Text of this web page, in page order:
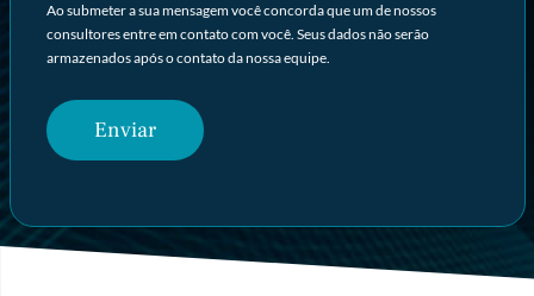
Ao submeter a sua mensagem você concorda que um de nossos
consultores entre em contato com você. Seus dados não serão
armazenados após o contato da nossa equipe.